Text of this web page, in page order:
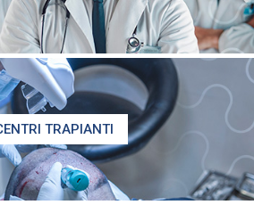
TRAPIANTI